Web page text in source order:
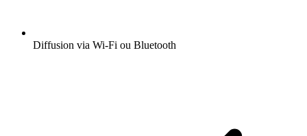
Diffusion via Wi-Fi ou Bluetooth